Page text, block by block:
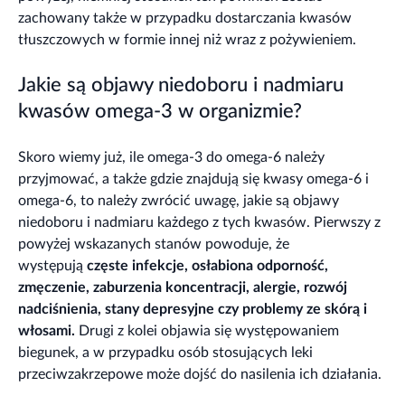
zachowany także w przypadku dostarczania kwasów
tłuszczowych w formie innej niż wraz z pożywieniem.
Jakie są objawy niedoboru i nadmiaru
kwasów omega-3 w organizmie?
Skoro wiemy już, ile omega-3 do omega-6 należy
przyjmować, a także gdzie znajdują się kwasy omega-6 i
omega-6, to należy zwrócić uwagę, jakie są objawy
niedoboru i nadmiaru każdego z tych kwasów. Pierwszy z
powyżej wskazanych stanów powoduje, że
występują częste infekcje, osłabiona odporność,
zmęczenie, zaburzenia koncentracji, alergie, rozwój
nadciśnienia, stany depresyjne czy problemy ze skórą i
włosami. Drugi z kolei objawia się występowaniem
biegunek, a w przypadku osób stosujących leki
przeciwzakrzepowe może dojść do nasilenia ich działania.